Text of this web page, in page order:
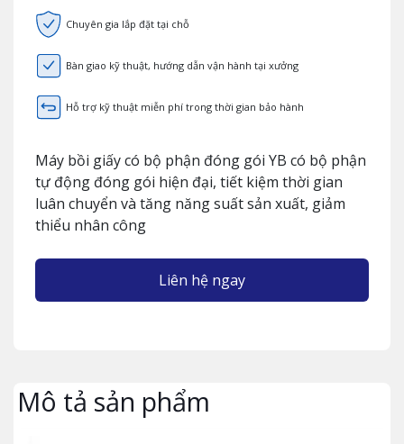
Chuyên gia lắp đặt tại chỗ
Bàn giao kỹ thuật, hướng dẫn vận hành tại xưởng
Hỗ trợ kỹ thuật miễn phí trong thời gian bảo hành
Máy bồi giấy có bộ phận đóng gói YB có bộ phận
tự động đóng gói hiện đại, tiết kiệm thời gian
luân chuyển và tăng năng suất sản xuất, giảm
thiểu nhân công
Liên hệ ngay
Mô tả sản phẩm